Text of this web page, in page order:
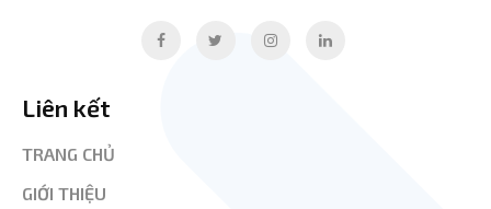
Liên kết
TRANG CHỦ
GIỚI THIỆU